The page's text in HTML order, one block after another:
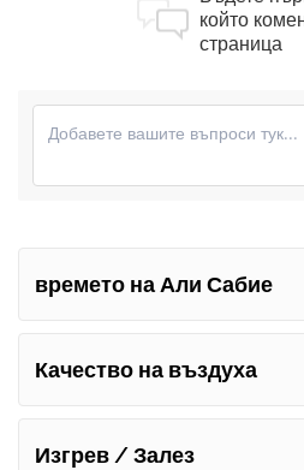
който
страница
времето на Али Сабие
Качество на въздуха
Изгрев / Залез